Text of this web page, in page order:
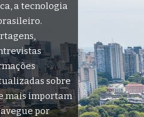
a tecnologia
sobre
mais importam
por